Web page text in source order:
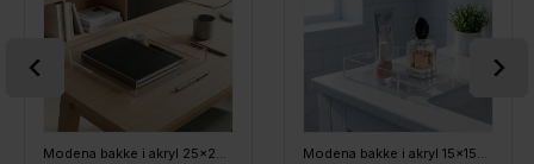
Modena bakke i akryl 25x25x4cm, kvadratisk - Large Modena bakke i akryl 15x15x4cm, kvadratisk - Small